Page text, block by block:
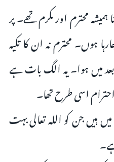
محترم اور مکرم تھے۔ پر
ہوں۔ محترم نہ ان کا تکیہ
میں ہوا۔ یہ الگ بات ہے
اسی طرح تھا۔
ہیں جن کو اللہ تعالی بہت